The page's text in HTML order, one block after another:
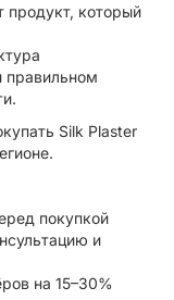
продукт, который
Silk Plaster
покупкой
и
на 15–30%